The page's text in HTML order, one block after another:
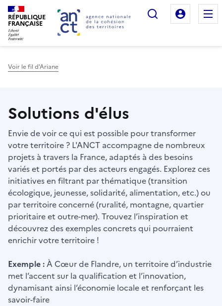
RÉPUBLIQUE
FRANÇAISE
Rechercher
Mon
Voir le fil d'Ariane
Solutions d'élus
Envie de voir ce qui est possible pour transformer
votre territoire ? L'ANCT accompagne de nombreux
projets à travers la France, adaptés à des besoins
variés et portés par des acteurs engagés. Explorez ces
initiatives en filtrant par thématique (transition
écologique, jeunesse, solidarité, alimentation, etc.) ou
par territoire concerné (ruralité, montagne, quartier
prioritaire et outre-mer). Trouvez l’inspiration et
découvrez des exemples concrets qui pourraient
enrichir votre territoire !
Exemple :À Cœur de Flandre, un territoire d’industrie
met l’accent sur la qualification et l’innovation,
dynamisant ainsi l’économie locale et renforçant les
savoir-faire